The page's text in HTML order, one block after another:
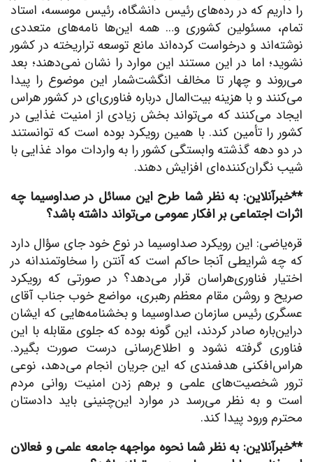
را داریم که در رده‌های رئیس دانشگاه، رئیس موسسه، استاد
تمام، مسئولین کشوری و… همه این‌ها نامه‌های متعددی
نوشته‌اند و درخواست کرده‌اند مانع توسعه تراریخته در کشور
نشوید؛ اما در این مستند این موارد را نشان نمی‌دهند؛ بعد
می‌روند و چهار تا مخالف انگشت‌شمار این موضوع را پیدا
می‌کنند و با هزینه بیت‌المال درباره فناوری‌ای در کشور هراس
ایجاد می‌کنند که می‌تواند بخش زیادی از امنیت غذایی در
کشور را تأمین کند. با همین رویکرد بوده است که توانستند
در دو دهه گذشته وابستگی کشور را به واردات مواد غذایی با
شیب نگران‌کننده‌ای افزایش دهند.
**خبرآنلاین: به نظر شما طرح این مسائل در صداوسیما چه
اثرات اجتماعی بر افکار عمومی می‌تواند داشته باشد؟
قره‌یاضی: این رویکرد صداوسیما در نوع خود جای سؤال دارد
که چه شرایطی آنجا حاکم است که آنتن را سخاوتمندانه در
اختیار فناوری‌هراسان قرار می‌دهد؟ در صورتی که رویکرد
صریح و روشن مقام معظم رهبری، مواضع خوب جناب آقای
عسگری رئیس سازمان صداوسیما و بخشنامه‌هایی که ایشان
دراین‌باره صادر کردند، این گونه بوده که جلوی مقابله با این
فناوری گرفته نشود و اطلاع‌رسانی درست صورت بگیرد.
هراس‌افکنی هدفمندی که این جریان انجام می‌دهد، نوعی
ترور شخصیت‌های علمی و برهم زدن امنیت روانی مردم
است و به نظر می‌رسد در موارد این‌چنینی باید دادستان
محترم ورود پیدا کند.
**خبرآنلاین: به نظر شما نحوه مواجهه جامعه علمی و فعالان